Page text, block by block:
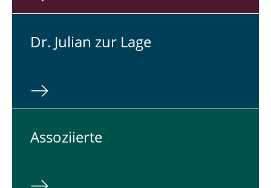
Dr. Julian zur Lage
As­so­zi­ier­te